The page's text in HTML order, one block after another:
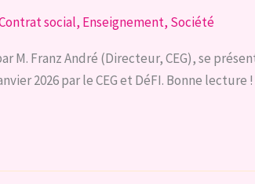
social, Enseignement, Société
M. Franz André (Directeur, CEG), se
2026 par le CEG et DéFI. Bonne lecture !